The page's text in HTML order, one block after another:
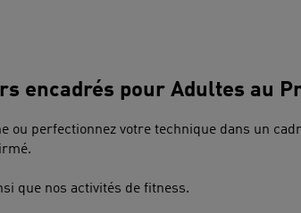
encadrés pour Adultes au
ou perfectionnez votre technique dans un
que nos activités de fitness.